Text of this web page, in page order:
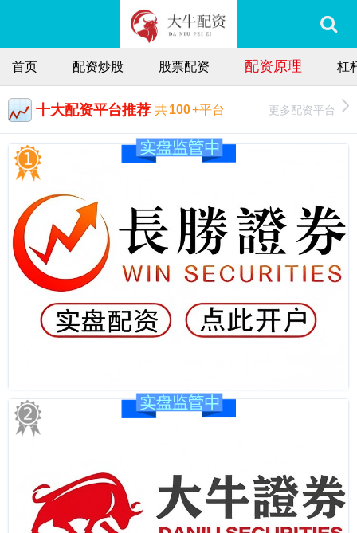
首页 配资炒股 股票配资 配资原理 杠
十大配资平台推荐 共100+平台 更多配资平台